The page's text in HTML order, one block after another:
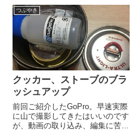
ベテランのみなさんには全く参考
にならない情報です。自分の身体
で体感しないとわからなかった
頭...
つぶやき
クッカー、ストーブのブラ
ッシュアップ
前回ご紹介したGoPro。早速実際
に山で撮影してきたはいいのです
が、動画の取り込み、編集に苦労